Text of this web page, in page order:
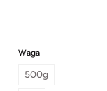
Waga
500g